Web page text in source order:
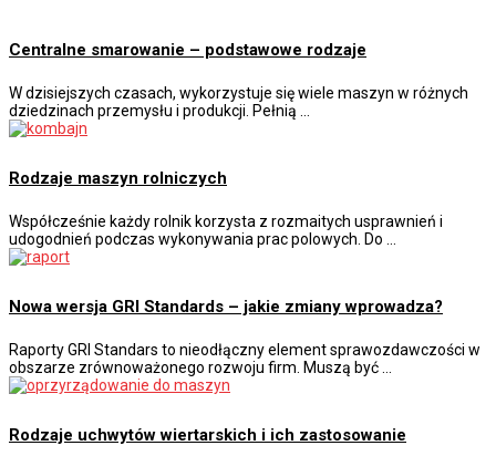
Centralne smarowanie – podstawowe rodzaje
W dzisiejszych czasach, wykorzystuje się wiele maszyn w różnych
dziedzinach przemysłu i produkcji. Pełnią …
Rodzaje maszyn rolniczych
Współcześnie każdy rolnik korzysta z rozmaitych usprawnień i
udogodnień podczas wykonywania prac polowych. Do …
Nowa wersja GRI Standards – jakie zmiany wprowadza?
Raporty GRI Standars to nieodłączny element sprawozdawczości w
obszarze zrównoważonego rozwoju firm. Muszą być …
Rodzaje uchwytów wiertarskich i ich zastosowanie